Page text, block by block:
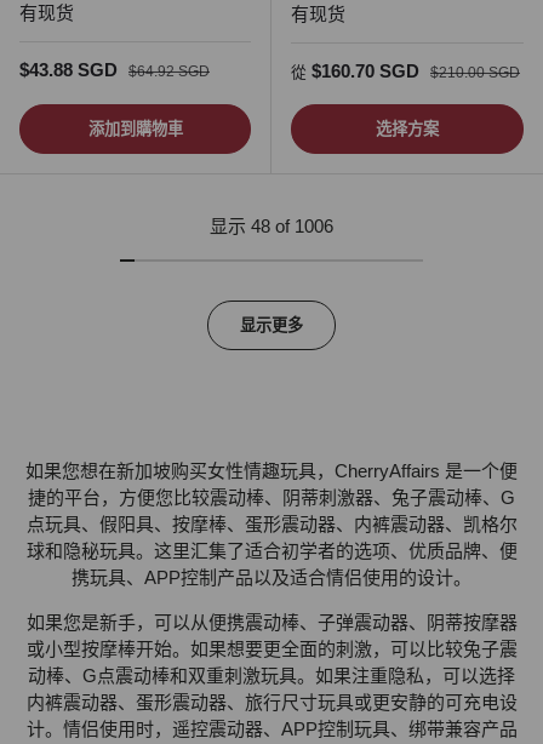
有现货
促销价
$43.88 SGD 正常价格
$64.92 SGD
添加到購物車
有现货
促销价
從 $160.70 SGD 正常价格
$210.00 SGD
选择方案
显示 48 of 1006
显示更多
如果您想在新加坡购买女性情趣玩具，CherryAffairs 是一个便
捷的平台，方便您比较震动棒、阴蒂刺激器、兔子震动棒、G
点玩具、假阳具、按摩棒、蛋形震动器、内裤震动器、凯格尔
球和隐秘玩具。这里汇集了适合初学者的选项、优质品牌、便
携玩具、APP控制产品以及适合情侣使用的设计。
如果您是新手，可以从便携震动棒、子弹震动器、阴蒂按摩器
或小型按摩棒开始。如果想要更全面的刺激，可以比较兔子震
动棒、G点震动棒和双重刺激玩具。如果注重隐私，可以选择
内裤震动器、蛋形震动器、旅行尺寸玩具或更安静的可充电设
计。情侣使用时，遥控震动器、APP控制玩具、绑带兼容产品